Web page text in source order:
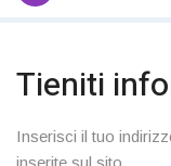
Tieniti
Inserisci il tuo
inserite sul sito.